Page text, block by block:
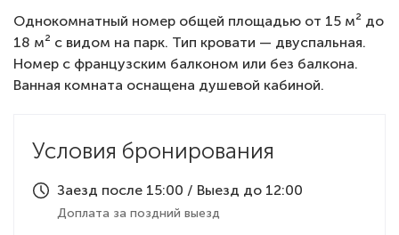
Однокомнатный номер общей площадью от 15 м² до
18 м² с видом на парк. Тип кровати — двуспальная.
Номер с французским балконом или без балкона.
Ванная комната оснащена душевой кабиной.
Условия бронирования
Заезд после 15:00 / Выезд до 12:00
Доплата за поздний выезд